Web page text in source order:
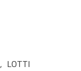
, LOTTI